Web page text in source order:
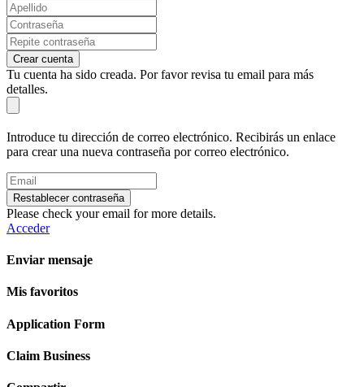
Crear cuenta
Tu cuenta ha sido creada. Por favor revisa tu email para más
detalles.
Introduce tu dirección de correo electrónico. Recibirás un enlace
para crear una nueva contraseña por correo electrónico.
Restablecer contraseña
Please check your email for more details.
Acceder
Enviar mensaje
Mis favoritos
Application Form
Claim Business